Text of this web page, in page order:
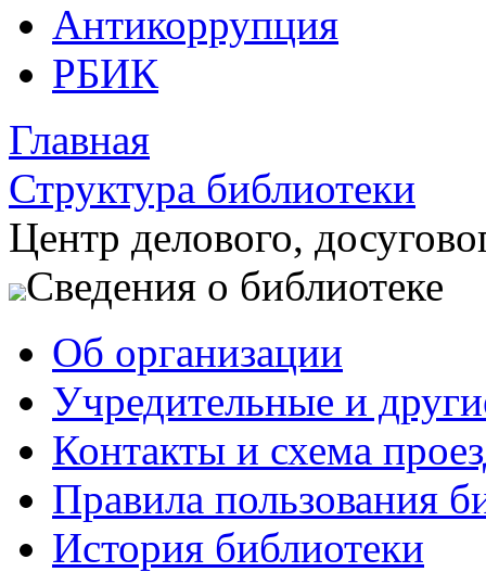
Антикоррупция
РБИК
Главная
Структура библиотеки
Центр делового,
Сведения о библиотеке
Об организации
Учредительные и
Контакты и схема
Правила пользования
История библиотеки